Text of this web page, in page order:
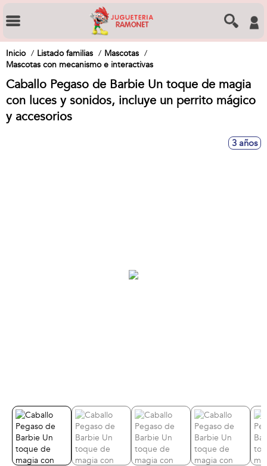
Inicio Listado familias
Mascotas
Mascotas con mecanismo e interactivas
Caballo Pegaso de Barbie Un toque de magia
con luces y sonidos, incluye un perrito mágico
y accesorios
3 años